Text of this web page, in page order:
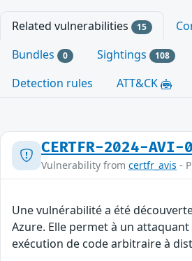
Related vulnerabilities 15
Bundles 0 Sightings 108
Detection rules
ATT&CK
CERTFR-2024-AVI-
Vulnerability from certfr_avis -
Une vulnérabilité a été
Azure. Elle permet à un
exécution de code arbitraire à